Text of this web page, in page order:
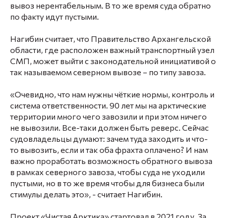
вывоз нерентабельным. В то же время суда обратно
по факту идут пустыми.
Нагибин считает, что Правительство Архангельской
области, где расположен важный транспортный узел
СМП, может выйти с законодательной инициативой о
так называемом северном вывозе – по типу завоза.
«Очевидно, что нам нужны чёткие нормы, контроль и
система ответственности. 90 лет мы на арктические
территории много чего завозили и при этом ничего
не вывозили. Все-таки должен быть реверс. Сейчас
судовладельцы думают: зачем туда заходить и что-
то вывозить, если и так оба фрахта оплачено? И нам
важно проработать возможность обратного вывоза
в рамках северного завоза, чтобы суда не уходили
пустыми, но в то же время чтобы для бизнеса были
стимулы делать это», - считает Нагибин.